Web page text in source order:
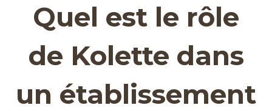
Quel est le rôle
de Kolette dans
un établissement